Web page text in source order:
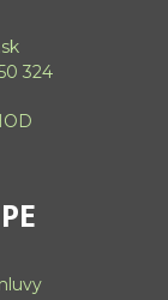
324